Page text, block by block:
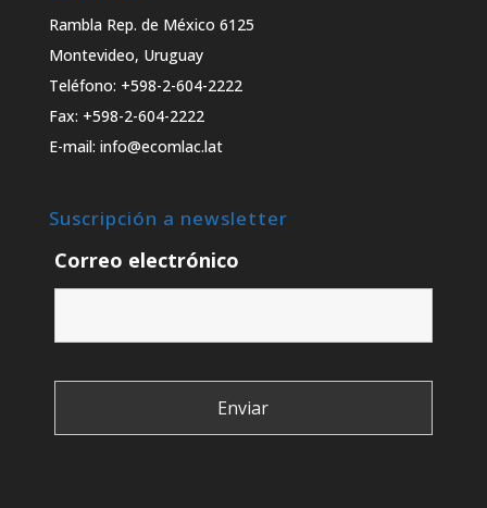
Rambla Rep. de México 6125
Montevideo, Uruguay
Teléfono: +598-2-604-2222
Fax: +598-2-604-2222
E-mail: info@ecomlac.lat
Suscripción a newsletter
Correo electrónico